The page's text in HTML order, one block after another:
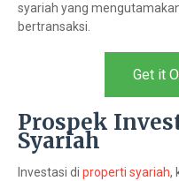
syariah yang
bertransaksi.
Get it
Prospek
Syariah
Investasi di properti syariah,